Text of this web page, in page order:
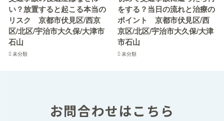
い？放置すると起こる本当の
リスク 京都市伏見区/西京
区/北区/宇治市大久保/大津市
石山
未分類
をする？当日の流れと治療の
ポイント 京都市伏見区/西
京区/北区/宇治市大久保/大津
市石山
未分類
お問合わせはこちら